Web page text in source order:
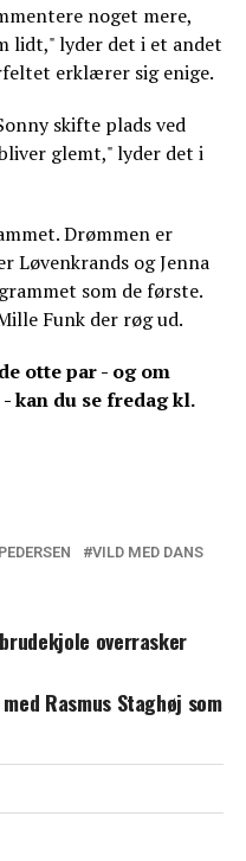
noget mere,
lidt," lyder det i et andet
erklærer sig enige.
skifte plads ved
glemt," lyder det i
Drømmen er
Løvenkrands og Jenna
som de første.
Funk der røg ud.
otte par - og om
kan du se fredag kl.
til Vild med dans:
Disse seerfavoritter
VILD MED DANS
overrasker
Rasmus Staghøj som